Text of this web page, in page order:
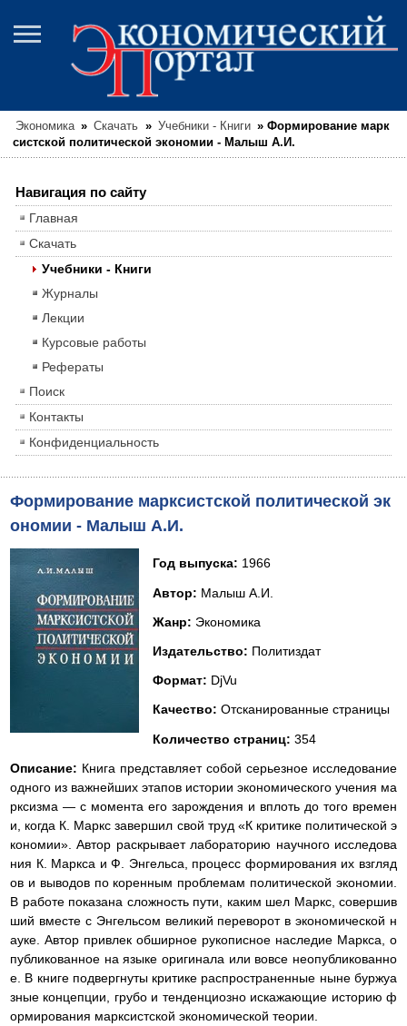
Экономика » Скачать » Учебники - Книги » Формирование марк
систской политической экономии - Малыш А.И.
Навигация по сайту
Главная
Скачать
Учебники - Книги
Журналы
Лекции
Курсовые работы
Рефераты
Поиск
Контакты
Конфиденциальность
Формирование марксистской политической эк
ономии - Малыш А.И.
Год выпуска: 1966
Автор: Малыш А.И.
Жанр: Экономика
Издательство: Политиздат
Формат: DjVu
Качество: Отсканированные страницы
Количество страниц: 354
Описание: Книга представляет собой серьезное исследование
одного из важнейших этапов истории экономического учения ма
рксизма — с момента его зарождения и вплоть до того времен
и, когда К. Маркс завершил свой труд «К критике политической э
кономии». Автор раскрывает лабораторию научного исследова
ния К. Маркса и Ф. Энгельса, процесс формирования их взгляд
ов и выводов по коренным проблемам политической экономии.
В работе показана сложность пути, каким шел Маркс, совершив
ший вместе с Энгельсом великий переворот в экономической н
ауке. Автор привлек обширное рукописное наследие Маркса, о
публикованное на языке оригинала или вовсе неопубликованно
е. В книге подвергнуты критике распространенные ныне буржуа
зные концепции, грубо и тенденциозно искажающие историю ф
ормирования марксистской экономической теории.